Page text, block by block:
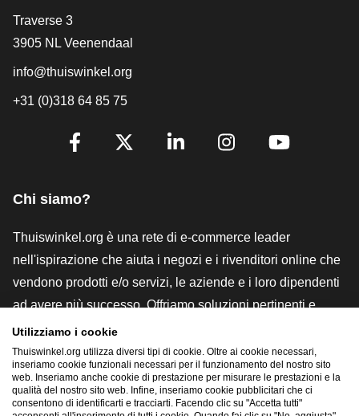
[_General:Contact]
Traverse 3
3905 NL Veenendaal
info@thuiswinkel.org
+31 (0)318 64 85 75
[_General:SocialMediaTitle]
Chi siamo?
Thuiswinkel.org è una rete di e-commerce leader
nell'ispirazione che aiuta i negozi e i rivenditori online che
vendono prodotti e/o servizi, le aziende e i loro dipendenti
ad avere più successo. Offriamo soluzioni pertinenti e
pratiche con vari marchi di fiducia, recensioni Thuiswinkel,
strumenti e consulenze legali, advocacy, ricerche di
mercato e disponiamo di una nostra piattaforma formativa,
la Thuiswinkel e-Academy.
Utilizziamo i cookie
Thuiswinkel.org utilizza diversi tipi di cookie. Oltre ai cookie necessari,
inseriamo cookie funzionali necessari per il funzionamento del nostro sito
web. Inseriamo anche cookie di prestazione per misurare le prestazioni e la
qualità del nostro sito web. Infine, inseriamo cookie pubblicitari che ci
consentono di identificarti e tracciarti. Facendo clic su "Accetta tutti"